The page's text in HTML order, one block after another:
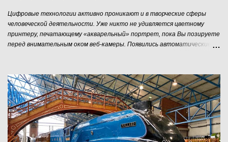
Цифровые технологии активно проникают и в творческие сферы
человеческой деятельности. Уже никто не удивляется цветному
принтеру, печатающему «акварельный» портрет, пока Вы позируете
перед внимательным оком веб-камеры. Появились автоматические
замахнулись на нательную живопись. Я имею в виду татуировки.
Автоматический Тату-принтер Auto Ink от американского дизайнера
Криса Экерта (Chris Eckert)- весьма забавное устройство. Он
самостоятельно выбирает цвет и картинку для того, кто рискнул
отдать свою конечность для нанесения татуировки. В этом – то и
заключается весь смысл изобретения. Такая автоматическая тату-
машина обладает тремя режимами скорости и вариантами силы